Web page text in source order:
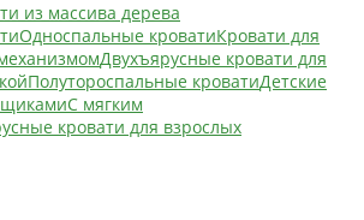
из массива дерева
Односпальные кроватиКровати для
Двухъярусные кровати для
Полутороспальные кроватиДетские
С мягким
кровати для взрослых